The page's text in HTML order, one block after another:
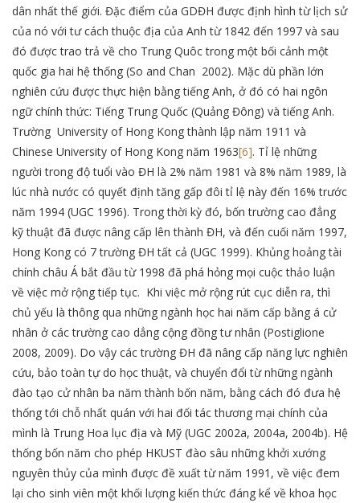
dân nhất thế giới. Đặc điểm của GDĐH được định hình từ lịch sử
của nó với tư cách thuộc địa của Anh từ 1842 đến 1997 và sau
đó được trao trả về cho Trung Quôc trong một bối cảnh một
quốc gia hai hệ thống (So and Chan 2002). Mặc dù phần lớn
nghiên cứu được thực hiện bằng tiếng Anh, ở đó có hai ngôn
ngữ chính thức: Tiếng Trung Quốc (Quảng Đông) và tiếng Anh.
Trường University of Hong Kong thành lập năm 1911 và
Chinese University of Hong Kong năm 1963[6]. Tỉ lệ những
người trong độ tuổi vào ĐH là 2% năm 1981 và 8% năm 1989, là
lúc nhà nước có quyết định tăng gấp đôi tỉ lệ này đến 16% trước
năm 1994 (UGC 1996). Trong thời kỳ đó, bốn trường cao đẳng
kỹ thuật đã được nâng cấp lên thành ĐH, và đến cuối năm 1997,
Hong Kong có 7 trường ĐH tất cả (UGC 1999). Khủng hoảng tài
chính châu Á bắt đầu từ 1998 đã phá hỏng mọi cuộc thảo luận
về việc mở rộng tiếp tục. Khi việc mở rộng rút cục diễn ra, thì
chủ yếu là thông qua những ngành học hai năm cấp bằng á cử
nhân ở các trường cao dẳng cộng đồng tư nhân (Postiglione
2008, 2009). Do vậy các trường ĐH đã nâng cấp năng lực nghiên
cứu, bảo toàn tự do học thuật, và chuyển đổi từ những ngành
đào tạo cử nhân ba năm thành bốn năm, bằng cách đó đưa hệ
thống tới chỗ nhất quán với hai đối tác thương mại chính của
mình là Trung Hoa lục địa và Mỹ (UGC 2002a, 2004a, 2004b). Hệ
thống bốn năm cho phép HKUST đào sâu những khởi xướng
nguyên thủy của mình được đề xuất từ năm 1991, về việc đem
lại cho sinh viên một khối lượng kiến thức đáng kể về khoa học